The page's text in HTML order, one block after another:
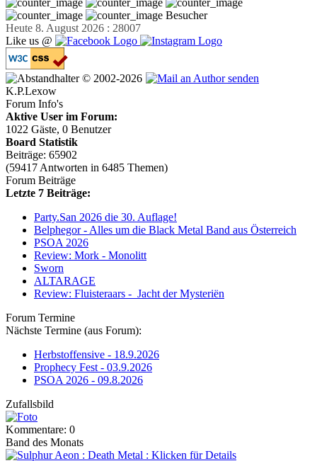
Besucher
Heute 8. August 2026 : 28007
Like us @
© 2002-2026
K.P.Lexow
Forum Info's
Aktive User im Forum:
1022 Gäste, 0 Benutzer
Board Statistik
Beiträge: 65902
(59417 Antworten in 6485 Themen)
Forum Beiträge
Letzte 7 Beiträge:
Party.San 2026 die 30. Auflage!
Belphegor - Alles um die Black Metal Band aus Österreich
PSOA 2026
Review: Mork - Monolitt
Sworn
ALTARAGE
Review: Fluisteraars - Jacht der Mysteriën
Forum Termine
Nächste Termine (aus Forum):
Herbstoffensive - 18.9.2026
Prophecy Fest - 03.9.2026
PSOA 2026 - 09.8.2026
Zufallsbild
Kommentare: 0
Band des Monats